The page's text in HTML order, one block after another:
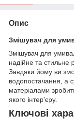
Опис
Змішувач для
Змішувач для
надійне та стильне
Завдяки йому ви
водопостачання, а
матеріалами
якого інтер'єру.
Ключові